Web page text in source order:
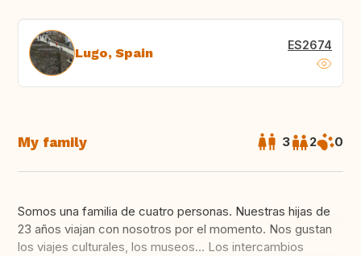
Lugo, Spain ES2674
My family 3 2 0
Somos una familia de cuatro personas. Nuestras hijas de
23 años viajan con nosotros por el momento. Nos gustan
los viajes culturales, los museos... Los intercambios